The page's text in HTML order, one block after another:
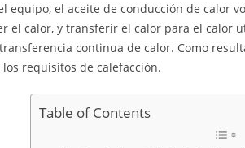
equipo, el aceite de conducción de calor
el calor, y transferir el calor para el calor
continua de calor. Como
requisitos de calefacción.
Table of Contents